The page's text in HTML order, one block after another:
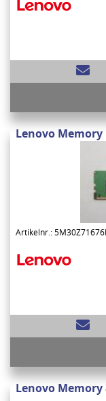
Lenovo Memory
Artikelnr.:
Lenovo Memory